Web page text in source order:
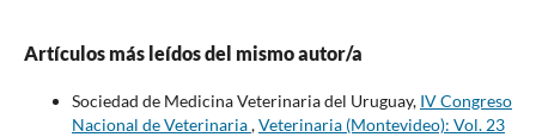
Artículos más leídos del mismo autor/a
Sociedad de Medicina Veterinaria del Uruguay, IV Congreso
Nacional de Veterinaria,Veterinaria (Montevideo): Vol. 23